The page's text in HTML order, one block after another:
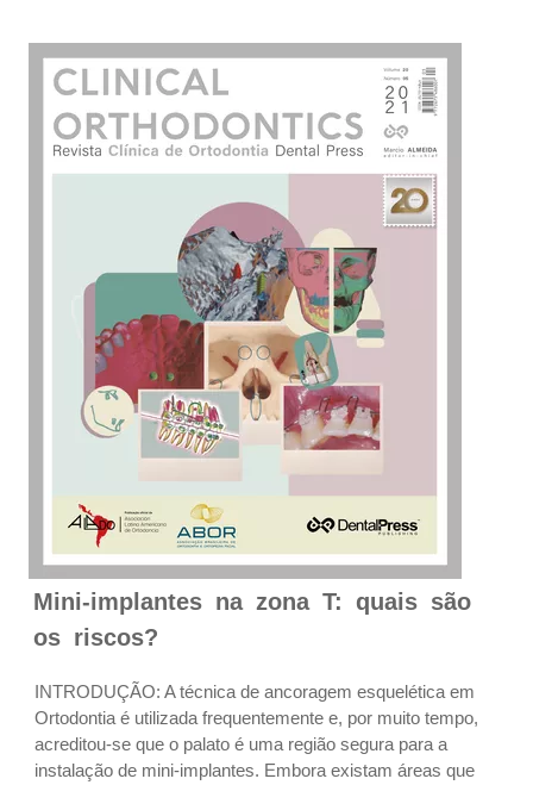
Mini-implantes na zona T: quais são
os riscos?
INTRODUÇÃO: A técnica de ancoragem esquelética em
Ortodontia é utilizada frequentemente e, por muito tempo,
acreditou-se que o palato é uma região segura para a
instalação de mini-implantes. Embora existam áreas que